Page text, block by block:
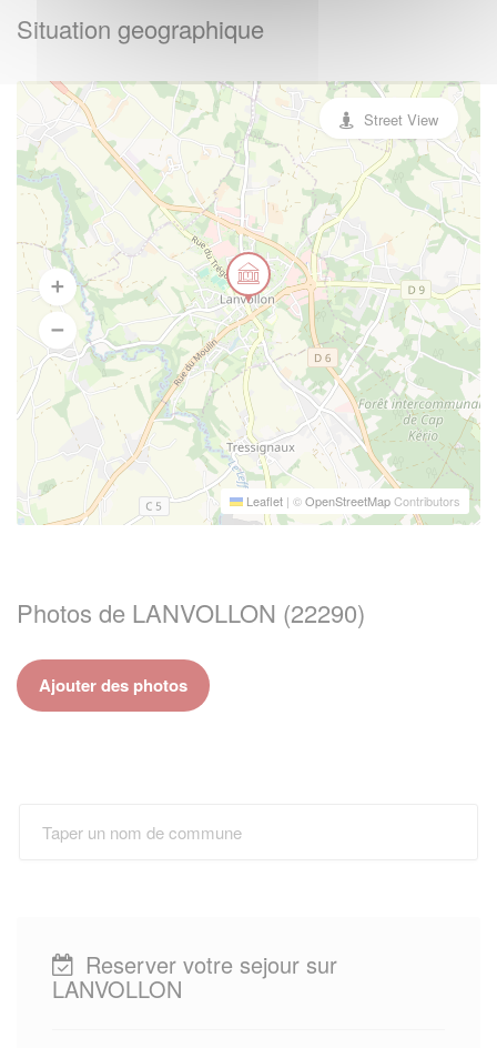
Situation geographique
Leaflet | ©OpenStreetMapContributors
Street View
Photos de LANVOLLON (22290)
Ajouter des photos
Reserver votre sejour sur
LANVOLLON